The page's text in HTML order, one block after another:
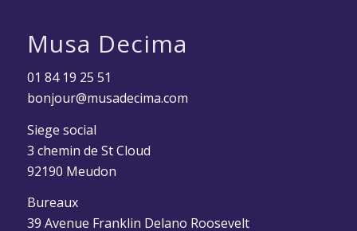
Musa Decima
01 84 19 25 51
bonjour@musadecima.com
Siege social
3 chemin de St Cloud
92190 Meudon
Bureaux
39 Avenue Franklin Delano Roosevelt